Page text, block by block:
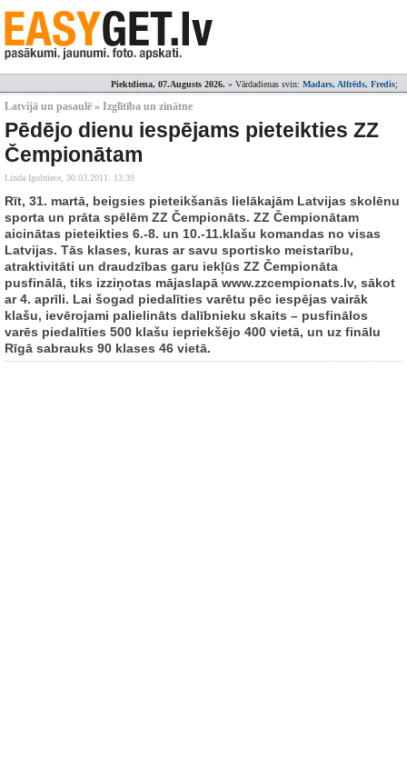
Piektdiena, 07.Augusts 2026. » Vārdadienas svin: Madars, Alfrēds, Fredis;
Latvijā un pasaulē » Izglītība un zinātne
Pēdējo dienu iespējams pieteikties ZZ
Čempionātam
Linda Igolniece, 30.03.2011. 13:39
Rīt, 31. martā, beigsies pieteikšanās lielākajām Latvijas skolēnu
sporta un prāta spēlēm ZZ Čempionāts. ZZ Čempionātam
aicinātas pieteikties 6.-8. un 10.-11.klašu komandas no visas
Latvijas. Tās klases, kuras ar savu sportisko meistarību,
atraktivitāti un draudzības garu iekļūs ZZ Čempionāta
pusfinālā, tiks izziņotas mājaslapā www.zzcempionats.lv, sākot
ar 4. aprīli. Lai šogad piedalīties varētu pēc iespējas vairāk
klašu, ievērojami palielināts dalībnieku skaits – pusfinālos
varēs piedalīties 500 klašu iepriekšējo 400 vietā, un uz finālu
Rīgā sabrauks 90 klases 46 vietā.